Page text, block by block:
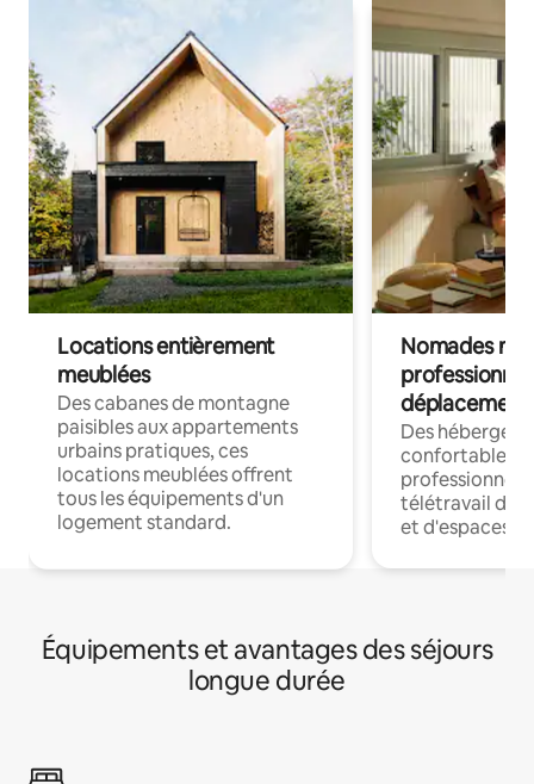
Locations entièrement
meublées
Des cabanes de montagne
paisibles aux appartements
urbains pratiques, ces
locations meublées offrent
tous les équipements d'un
logement standard.
Nomades
déplacement
Des
confortables
professionnels
télétravail
et d'espaces
Équipements et avantages des séjours
longue durée